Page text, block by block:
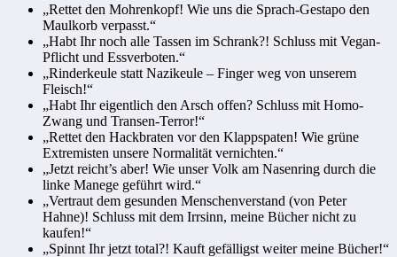
„Rettet den Mohrenkopf! Wie uns die Sprach-Gestapo den
Maulkorb verpasst.“
„Habt Ihr noch alle Tassen im Schrank?! Schluss mit Vegan-
Pflicht und Essverboten.“
„Rinderkeule statt Nazikeule – Finger weg von unserem
Fleisch!“
„Habt Ihr eigentlich den Arsch offen? Schluss mit Homo-
Zwang und Transen-Terror!“
„Rettet den Hackbraten vor den Klappspaten! Wie grüne
Extremisten unsere Normalität vernichten.“
„Jetzt reicht’s aber! Wie unser Volk am Nasenring durch die
linke Manege geführt wird.“
„Vertraut dem gesunden Menschenverstand (von Peter
Hahne)! Schluss mit dem Irrsinn, meine Bücher nicht zu
kaufen!“
„Spinnt Ihr jetzt total?! Kauft gefälligst weiter meine Bücher!“